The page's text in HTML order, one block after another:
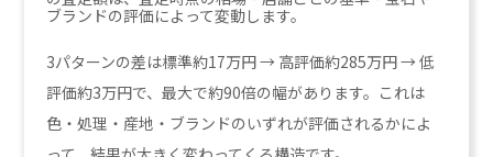
ブランドの評価によって変動します。
3パターンの差は標準約17万円 → 高評価約285万円 → 低
評価約3万円で、最大で約90倍の幅があります。これは
色・処理・産地・ブランドのいずれが評価されるかによ